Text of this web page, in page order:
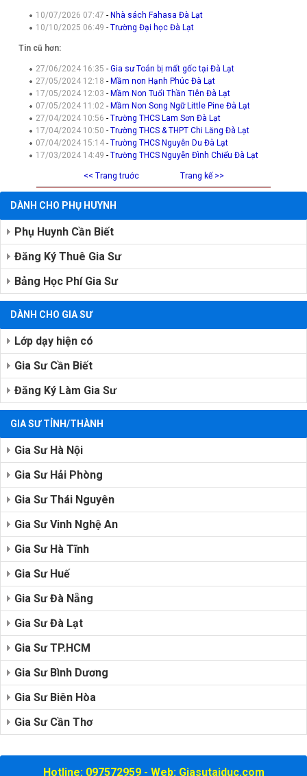
10/07/2026 07:47- Nhà sách Fahasa Đà Lạt
10/10/2025 06:49-Trường Đại học Đà Lạt
Tin cũ hơn:
27/06/2024 16:35-Gia sư Toán bị mất gốc tại Đà Lạt
27/05/2024 12:18- Mầm non Hạnh Phúc Đà Lạt
17/05/2024 12:03- Mầm Non Tuổi Thần Tiên Đà Lạt
07/05/2024 11:02- Mầm Non Song Ngữ Little Pine Đà Lạt
27/04/2024 10:56-Trường THCS Lam Sơn Đà Lạt
17/04/2024 10:50-Trường THCS & THPT Chi Lăng Đà Lạt
07/04/2024 15:14-Trường THCS Nguyễn Du Đà Lạt
17/03/2024 14:49-Trường THCS Nguyễn Đình Chiểu Đà Lạt
<< Trang truớc Trang kế >>
DÀNH CHO PHỤ HUYNH
Phụ Huynh Cần Biết
Đăng Ký Thuê Gia Sư
Bảng Học Phí Gia Sư
DÀNH CHO GIA SƯ
Lớp dạy hiện có
Gia Sư Cần Biết
Đăng Ký Làm Gia Sư
GIA SƯ TỈNH/THÀNH
Gia Sư Hà Nội
Gia Sư Hải Phòng
Gia Sư Thái Nguyên
Gia Sư Vinh Nghệ An
Gia Sư Hà Tĩnh
Gia Sư Huế
Gia Sư Đà Nẵng
Gia Sư Đà Lạt
Gia Sư TP.HCM
Gia Sư Bình Dương
Gia Sư Biên Hòa
Gia Sư Cần Thơ
Hotline: 097572959 - Web: Giasutaiduc.com